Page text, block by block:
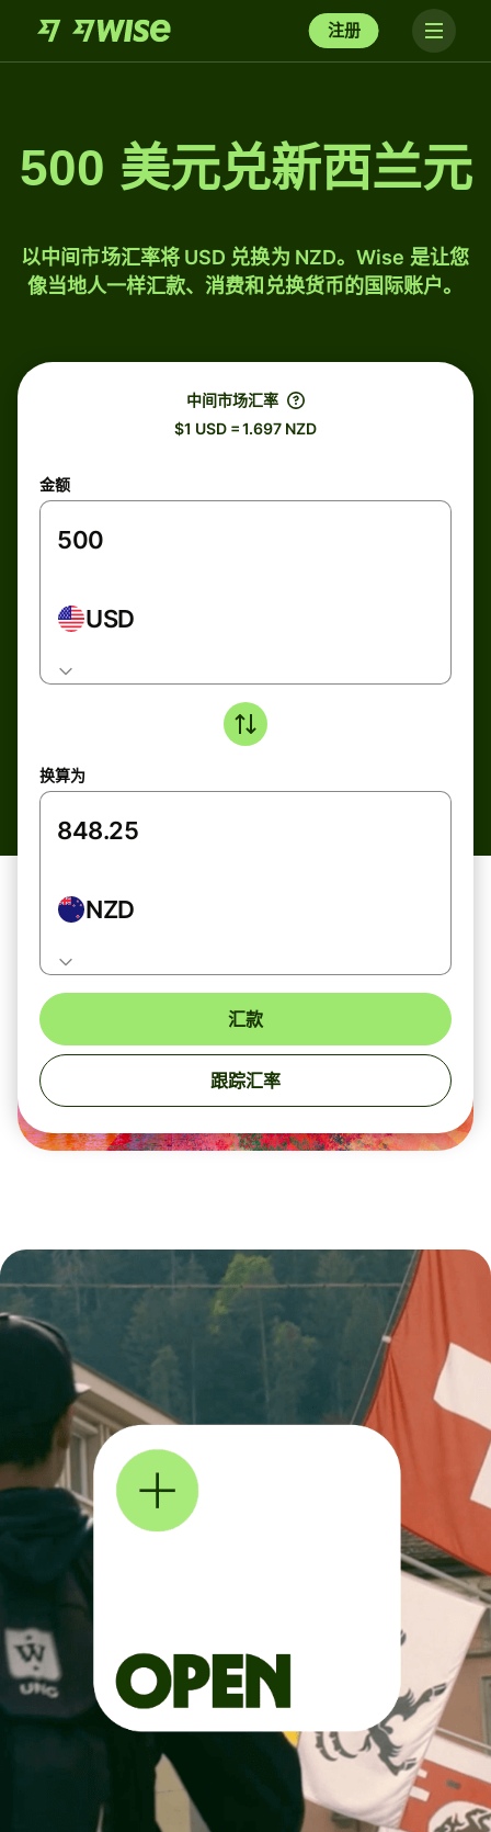
注册
500 美元兑新西兰元
以中间市场汇率将 USD 兑换为 NZD。Wise 是让您
像当地人一样汇款、消费和兑换货币的国际账户。
中间市场汇率
$1 USD = 1.697 NZD
金额
USD
换算为
NZD
汇款
跟踪汇率